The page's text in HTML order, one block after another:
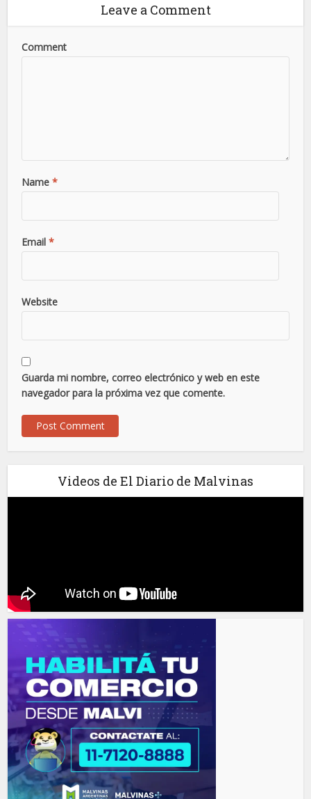
Leave a Comment
Comment
Name *
Email *
Website
Guarda mi nombre, correo electrónico y web en este
navegador para la próxima vez que comente.
Videos de El Diario de Malvinas